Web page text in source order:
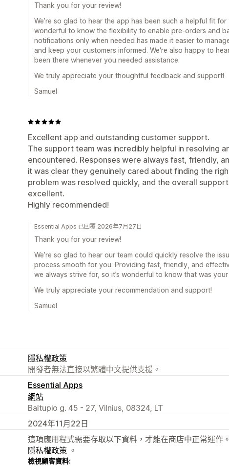
Thank you for your review!
We’re so glad to hear the app has been such a helpful fit for
wonderful to know the flexibility to enable pre-orders and
notifications only when needed has made it easier to
and keep your customers informed. We're also happy to
been there whenever you needed assistance.
We truly appreciate your thoughtful feedback and support!
Samuel
Excellent app and outstanding customer support.
The support team was incredibly helpful in resolving
encountered. Responses were always fast, friendly,
it was clear they genuinely cared about finding the
problem was resolved quickly, and the overall
excellent.
Highly recommended!
Essential Apps 已回覆 2026年7月27日
Thank you for your review!
We’re so glad to hear our team could quickly resolve the
process smooth for you. Providing fast, friendly, and
we always strive for, so it’s wonderful to know that was
We truly appreciate your recommendation and support!
Samuel
隱私權政策
開發者無法直接以繁體中文提供支援。
Essential Apps
網站
Baltupio g. 45 - 27, Vilnius, 08324, LT
2024年11月22日
這項應用程式需要存取以下資料，才能在商店中正常運作
隱私權政策 。
檢視顧客資料: